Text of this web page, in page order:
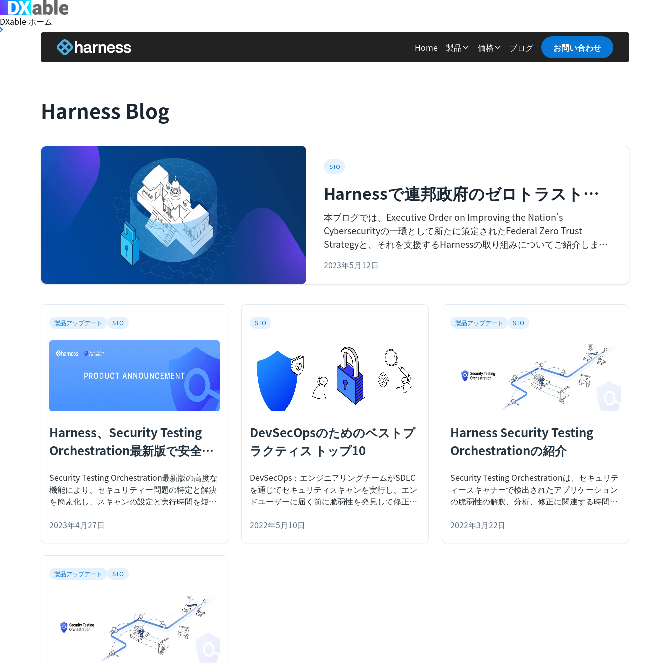
DXable ホーム
Home 製品 価格 ブログ お問い合わせ
Harness Blog
STO
Harnessで連邦政府のゼロトラスト要
件に対応
本ブログでは、Executive Order on Improving the Nation’s
Cybersecurityの一環として新たに策定されたFederal Zero Trust
Strategyと、それを支援するHarnessの取り組みについてご紹介しま
ーセキュリティーに対する政府のアプローチも適応していく必要があ
ります。従来の境界ベースのセキュリティーのアプローチは、もはや
2023年5月12日
製品アップデート STO
Harness、Security Testing
Orchestration最新版で安全な
キュリティー担当者の協業を
改善、時間・コスト・労力を削
減
Security Testing Orchestration最新版の高度な
機能により、セキュリティー問題の特定と解決
を簡素化し、スキャンの設定と実行時間を短縮
現します。
2023年4月27日
STO
DevSecOpsのためのベストプ
ラクティス トップ10
DevSecOps：エンジニアリングチームがSDLC
を通じてセキュリティスキャンを実行し、エン
ドユーザーに届く前に脆弱性を発見して修正す
学びましょう。
2022年5月10日
製品アップデート STO
Harness Security Testing
Orchestrationの紹介
Security Testing Orchestrationは、セキュリテ
ィースキャナーで検出されたアプリケーション
の脆弱性の解釈、分析、修正に関連する時間と
2022年3月22日
製品アップデート STO